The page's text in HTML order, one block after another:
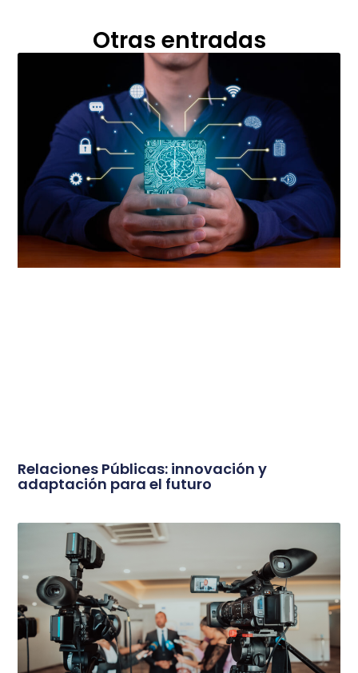
Otras entradas
Relaciones Públicas: innovación y
adaptación para el futuro